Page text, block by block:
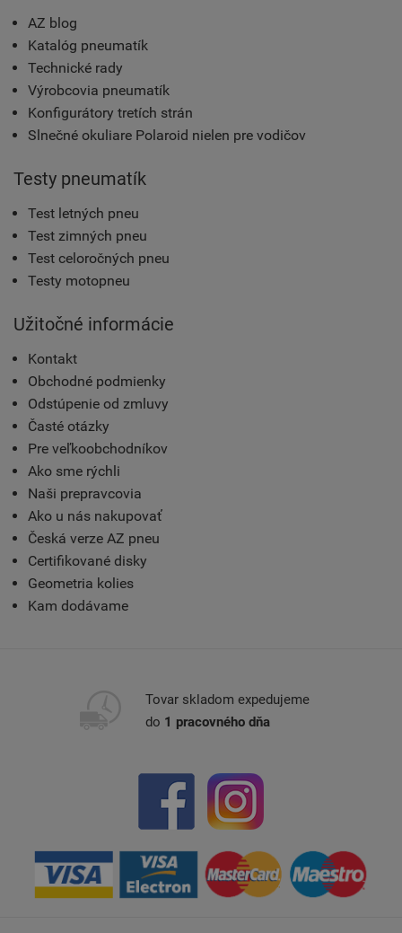
AZ blog
Katalóg pneumatík
Technické rady
Výrobcovia pneumatík
Konfigurátory tretích strán
Slnečné okuliare Polaroid nielen pre vodičov
Testy pneumatík
Test letných pneu
Test zimných pneu
Test celoročných pneu
Testy motopneu
Užitočné informácie
Kontakt
Obchodné podmienky
Odstúpenie od zmluvy
Časté otázky
Pre veľkoobchodníkov
Ako sme rýchli
Naši prepravcovia
Ako u nás nakupovať
Česká verze AZ pneu
Certifikované disky
Geometria kolies
Kam dodávame
Tovar skladom expedujeme
do 1 pracovného dňa